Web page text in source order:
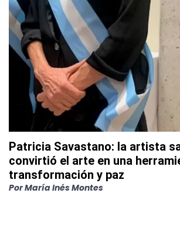
Patricia Savastano: la artista
convirtió el arte en una
transformación y paz
PorMaría Inés Montes